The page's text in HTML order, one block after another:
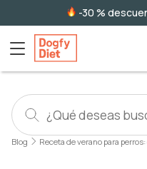
-30 %
Blog Receta de verano para